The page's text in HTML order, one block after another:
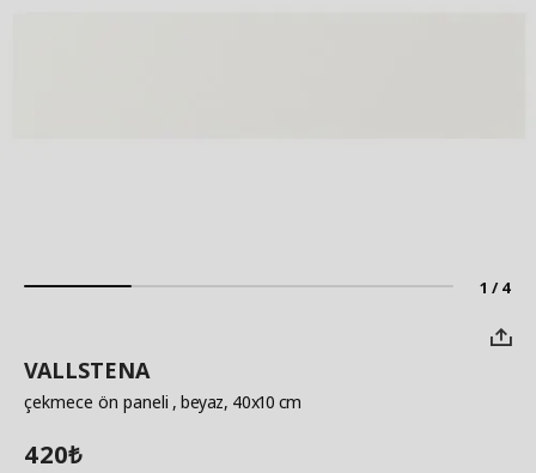
1 / 4
VALLSTENA
çekmece ön paneli , beyaz, 40x10 cm
420₺